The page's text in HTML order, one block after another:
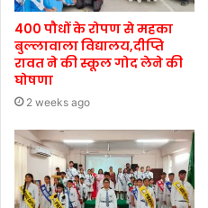
400 पौधों के रोपण से महका
बुल्लावाला विद्यालय,दीप्ति
रावत ने की स्कूल गोद लेने की
घोषणा
2 weeks ago